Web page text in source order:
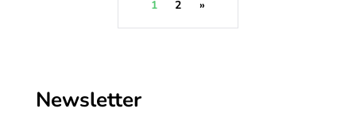
1 2 »
Newsletter